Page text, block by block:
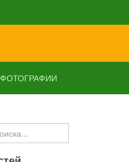
ФОТОГРАФИИ